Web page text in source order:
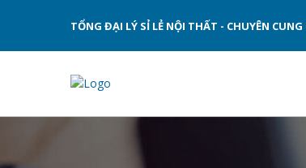
TỔNG ĐẠI LÝ SỈ LẺ NỘI THẤT - CHUYÊN